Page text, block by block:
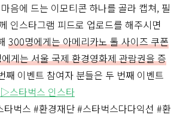
음에 드는 이모티콘 하나를 골라 캡쳐, 필
인스타그램 피드로 업로드를 해주시면
300명에게는 아메리카노 톨 사이즈 쿠폰
게는 서울 국제 환경영화제 관람권을 증
째 이벤트 참여자 분들은 두 번째 이벤트
▷스타벅스 인스타
타벅스 #환경재단 #스타벅스다다익선 #환